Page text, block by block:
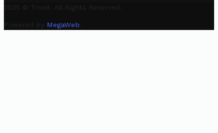
2025 © Trovit. All Rights Reserved.
Powered By MegaWeb